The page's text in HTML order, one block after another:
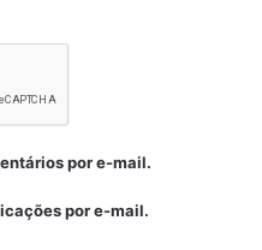
por e-mail.
por e-mail.